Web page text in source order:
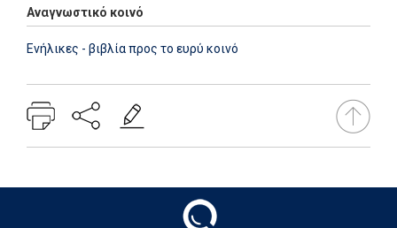
Αναγνωστικό κοινό
Ενήλικες - βιβλία προς το ευρύ κοινό